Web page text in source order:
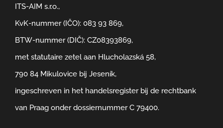
ITS-AIM s.r.o.,
KvK-nummer (IČO): 083 93 869,
BTW-nummer (DIČ): CZ08393869,
met statutaire zetel aan Hlucholazská 58,
790 84 Mikulovice bij Jeseník,
ingeschreven in het handelsregister bij de rechtbank
van Praag onder dossiernummer C 79400.